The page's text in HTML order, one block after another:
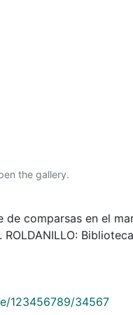
the gallery.
de comparsas en el
Biblioteca
123456789/34567